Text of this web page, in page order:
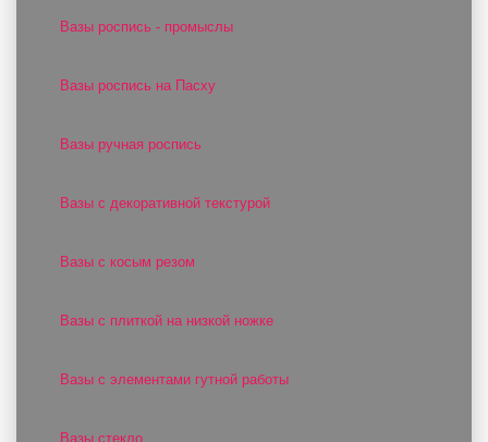
Вазы роспись - промыслы
Вазы роспись на Пасху
Вазы ручная роспись
Вазы с декоративной текстурой
Вазы с косым резом
Вазы с плиткой на низкой ножке
Вазы с элементами гутной работы
Вазы стекло